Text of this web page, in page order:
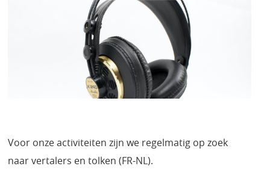
Voor onze activiteiten zijn we regelmatig op zoek
naar vertalers en tolken (FR-NL).